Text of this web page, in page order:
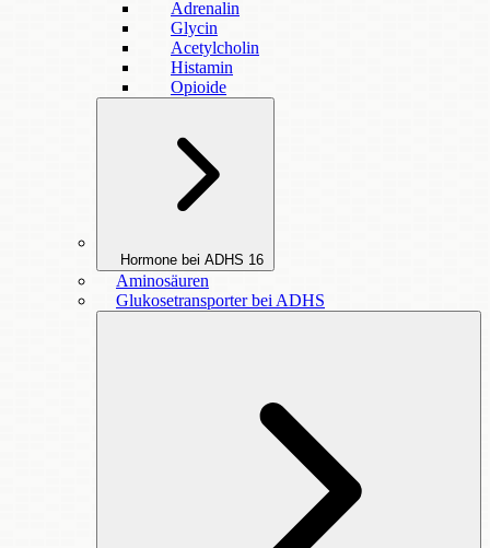
Adrenalin
Glycin
Acetylcholin
Histamin
Opioide
Hormone bei ADHS 16
Aminosäuren
Glukosetransporter bei ADHS